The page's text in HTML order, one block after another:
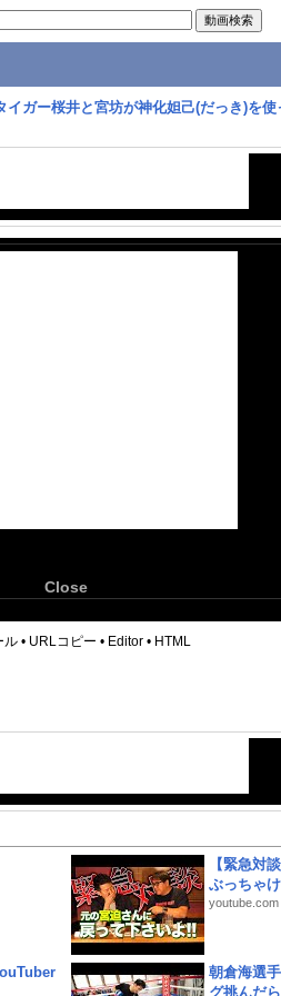
イガー桜井と宮坊が神化妲己(だっき)を使
Close
ル • URLコピー • Editor • HTML
【緊急対
ぶっちゃ
youtube.com
朝倉海選
グ挑んだ